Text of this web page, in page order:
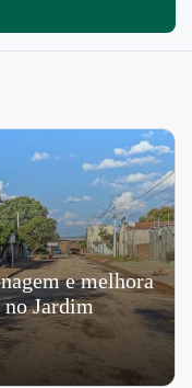
e melhora
no Jardim